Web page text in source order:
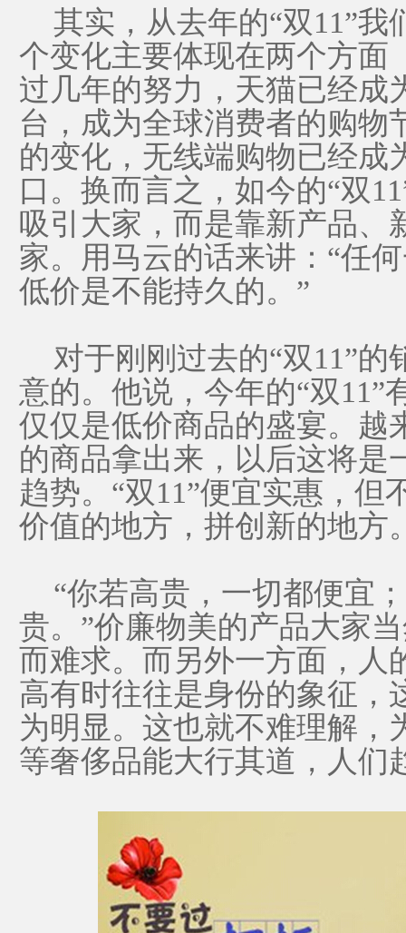
其实，从去年的“双11”我
个变化主要体现在两个方
过几年的努力，天猫已经成
台，成为全球消费者的购物
的变化，无线端购物已经成
口。换而言之，如今的“双
吸引大家，而是靠新产品、
家。用马云的话来讲：“任
低价是不能持久的。”
对于刚刚过去的“双11”的
意的。他说，今年的“双11”
仅仅是低价商品的盛宴。越
的商品拿出来，以后这将是
趋势。“双11”便宜实惠，
价值的地方，拼创新的地方
“你若高贵，一切都便宜
贵。”价廉物美的产品大家
而难求。而另外一方面，人
高有时往往是身份的象征，
为明显。这也就不难理解，
等奢侈品能大行其道，人们